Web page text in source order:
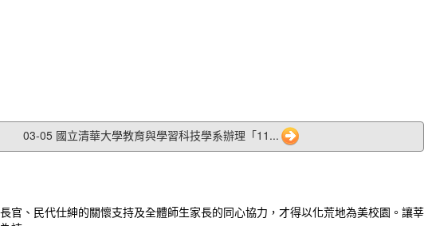
03-05 國立清華大學教育與學習科技學系辦理「11...
、民代仕紳的關懷支持及全體師生家長的同心協力，才得以化荒地為美校園。讓莘